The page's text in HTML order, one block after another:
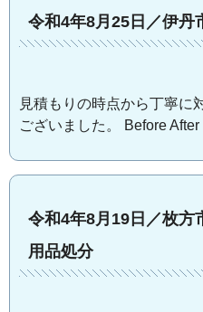
令和4年8月25日／伊丹
見積もりの時点から丁寧に
ございました。 Before After
令和4年8月19日／枚方
用品処分